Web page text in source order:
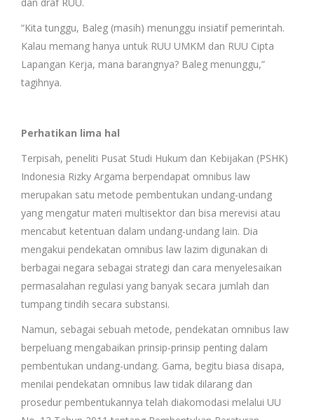
“Kita tunggu, Baleg (masih) menunggu insiatif pemerintah.
Kalau memang hanya untuk RUU UMKM dan RUU Cipta
Lapangan Kerja, mana barangnya? Baleg menunggu,”
tagihnya.
Perhatikan lima hal
Terpisah, peneliti Pusat Studi Hukum dan Kebijakan (PSHK)
Indonesia Rizky Argama berpendapat omnibus law
merupakan satu metode pembentukan undang-undang
yang mengatur materi multisektor dan bisa merevisi atau
mencabut ketentuan dalam undang-undang lain. Dia
mengakui pendekatan omnibus law lazim digunakan di
berbagai negara sebagai strategi dan cara menyelesaikan
permasalahan regulasi yang banyak secara jumlah dan
tumpang tindih secara substansi.
Namun, sebagai sebuah metode, pendekatan omnibus law
berpeluang mengabaikan prinsip-prinsip penting dalam
pembentukan undang-undang. Gama, begitu biasa disapa,
menilai pendekatan omnibus law tidak dilarang dan
prosedur pembentukannya telah diakomodasi melalui UU